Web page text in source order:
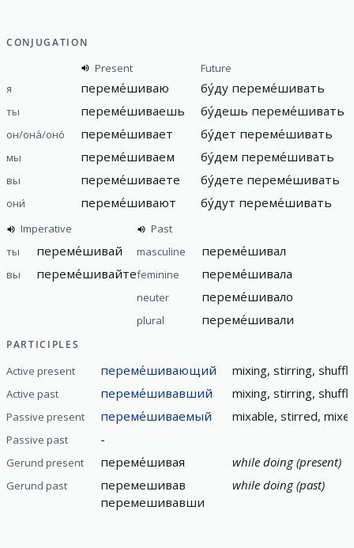
CONJUGATION
Present
Future
я
переме́шиваю бу́ду переме́шивать
ты переме́шиваешь бу́дешь переме́шивать
он/она́/оно́ переме́шивает бу́дет переме́шивать
мы переме́шиваем бу́дем переме́шивать
вы переме́шиваете бу́дете переме́шивать
они́ переме́шивают бу́дут переме́шивать
Imperative
ты
переме́шивай
вы переме́шивайте
Past
masculine
переме́шивал
feminine переме́шивала
neuter переме́шивало
plural переме́шивали
PARTICIPLES
Active present переме́шивающий mixing, stirring,
Active past переме́шивавший mixing, stirring,
Passive present переме́шиваемый mixable, stirred,
Passive past -
Gerund present переме́шивая while doing (present)
Gerund past
перемешивав
перемешивавши
while doing (past)